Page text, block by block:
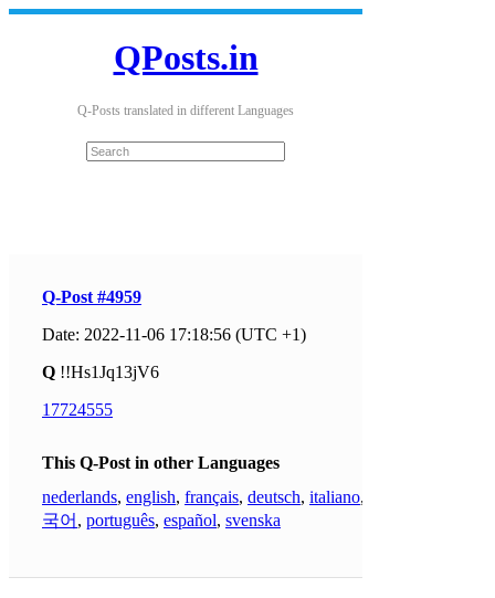
QPosts.in
Q-Posts translated in different Languages
Q-Post #4959
Date: 2022-11-06 17:18:56 (UTC +1)
Q !!Hs1Jq13jV6
17724555
This Q-Post in other Languages
nederlands, english, français, deutsch, italiano,
국어 , português, español, svenska